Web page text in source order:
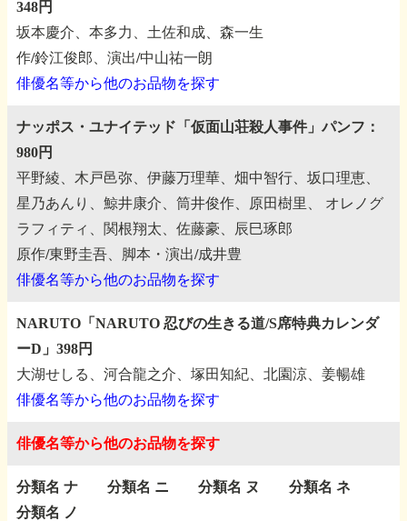
348円
坂本慶介、本多力、土佐和成、森一生
作/鈴江俊郎、演出/中山祐一朗
俳優名等から他のお品物を探す
ナッポス・ユナイテッド「仮面山荘殺人事件」パンフ：
980円
平野綾、木戸邑弥、伊藤万理華、畑中智行、坂口理恵、
星乃あんり、鯨井康介、筒井俊作、原田樹里、
オレノグ
ラフィティ、関根翔太、佐藤豪、辰巳琢郎
原作/東野圭吾、脚本・演出/成井豊
俳優名等から他のお品物を探す
NARUTO「NARUTO 忍びの生きる道/S席特典カレンダ
ーD」398円
大湖せしる、河合龍之介、塚田知紀、北園涼、姜暢雄
俳優名等から他のお品物を探す
俳優名等から他のお品物を探す
分類名 ナ 分類名 ニ 分類名 ヌ
分類名 ネ
分類名 ノ